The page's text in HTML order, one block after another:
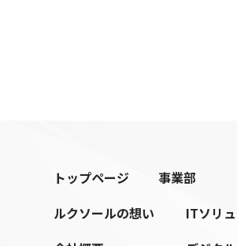
トップページ
ルクソールの想い
事業部
ITソリ